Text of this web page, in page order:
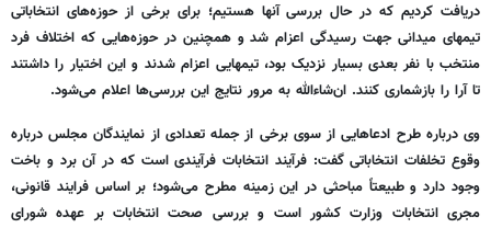
دریافت کردیم که در حال بررسی آنها هستیم؛ برای برخی از حوزه‌های انتخاباتی
تیمهای میدانی جهت رسیدگی اعزام شد و همچنین در حوزه‌هایی که اختلاف فرد
منتخب با نفر بعدی بسیار نزدیک بود، تیمهایی اعزام شدند و این اختیار را داشتند
تا آرا را بازشماری کنند. ان‌شاءالله به مرور نتایج این بررسی‌ها اعلام می‌شود.
وی درباره طرح ادعاهایی از سوی برخی از جمله تعدادی از نمایندگان مجلس درباره
وقوع تخلفات انتخاباتی گفت: فرآیند انتخابات فرآیندی است که در آن برد و باخت
وجود دارد و طبیعتاً مباحثی در این زمینه مطرح می‌شود؛ بر اساس فرایند قانونی،
مجری انتخابات وزارت کشور است و بررسی صحت انتخابات بر عهده شورای